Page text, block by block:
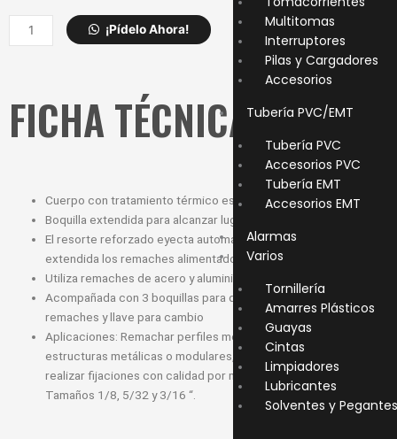
Multitomas
Interruptores
Pilas y Cargadores
Accesorios
Tubería PVC/EMT
Tubería PVC
Accesorios PVC
Tubería EMT
Accesorios EMT
Alarmas
Varios
Tornillería
Amarres Plásticos
Guayas
Cintas
Limpiadores
Lubricantes
Solventes y Pegantes
REMACHADORA
STANLEY
646
cantidad
¡Pídelo Ahora!
FICHA TÉCNICA
Cuerpo con tratamiento térmico especial
Boquilla extendida para alcanzar lugares de acceso restringido
El resorte reforzado eyecta automáticamente por la boquilla
extendida los remaches alimentados
Utiliza remaches de acero y aluminio
Acompañada con 3 boquillas para diferentes tamaños de
remaches y llave para cambio
Aplicaciones: Remachar perfiles metálicos, montadores de
estructuras metálicas o modulares, o profesionales que desean
realizar fijaciones con calidad por medio de remaches;
Tamaños 1/8, 5/32 y 3/16 “.